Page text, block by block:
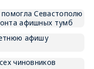
Севастополю
афишных тумб
афишу
чиновников